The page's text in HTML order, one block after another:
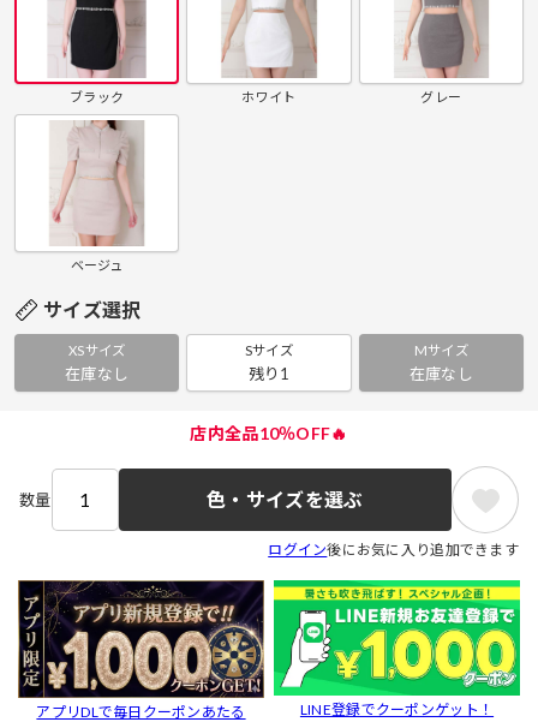
ブラック ホワイト グレー
ベージュ
サイズ選択
XSサイズ
在庫なし
Sサイズ
残り1
Mサイズ
在庫なし
店内全品10％OFF🔥
数量 色・サイズを選ぶ
ログイン後にお気に入り追加できます
アプリDLで毎日クーポンあたる LINE登録でクーポンゲット！